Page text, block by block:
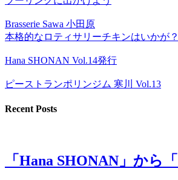
Brasserie Sawa 小田原
本格的なロティサリーチキンはいかが？
Hana SHONAN Vol.14発行
ピーストランポリンジム 寒川 Vol.13
Recent Posts
「Hana SHONAN」から